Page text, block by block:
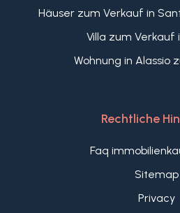
Häuser zum Verkauf in
Villa zum Verkauf
Wohnung in Alassio
Rechtliche
Faq
Sitemap
Privacy